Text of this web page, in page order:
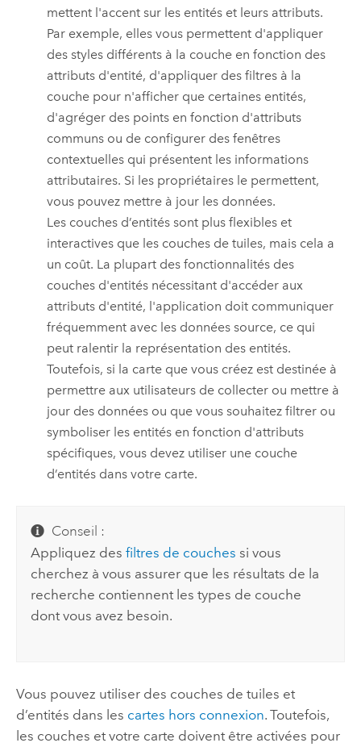
mettent l'accent sur les entités et leurs attributs.
Par exemple, elles vous permettent d'appliquer
des styles différents à la couche en fonction des
attributs d'entité, d'appliquer des filtres à la
couche pour n'afficher que certaines entités,
d'agréger des points en fonction d'attributs
communs ou de configurer des fenêtres
contextuelles qui présentent les informations
attributaires. Si les propriétaires le permettent,
vous pouvez mettre à jour les données.
Les couches d’entités sont plus flexibles et
interactives que les couches de tuiles, mais cela a
un coût. La plupart des fonctionnalités des
couches d'entités nécessitant d'accéder aux
attributs d'entité, l'application doit communiquer
fréquemment avec les données source, ce qui
peut ralentir la représentation des entités.
Toutefois, si la carte que vous créez est destinée à
permettre aux utilisateurs de collecter ou mettre à
jour des données ou que vous souhaitez filtrer ou
symboliser les entités en fonction d'attributs
spécifiques, vous devez utiliser une couche
d’entités dans votre carte.
Conseil :
Appliquez desfiltres de couches si vous
cherchez à vous assurer que les résultats de la
recherche contiennent les types de couche
dont vous avez besoin.
Vous pouvez utiliser des couches de tuiles et
d’entités dans les cartes hors connexion. Toutefois,
les couches et votre carte doivent être activées pour